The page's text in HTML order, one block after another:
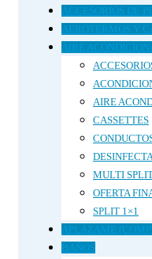
ACCESORIOS DE
AEROTERMOS Y
AIRE
AIRE
CASSETTES
MULTI
OFERTA
SPLIT 1×1
APLÁZAME
BAÑOS